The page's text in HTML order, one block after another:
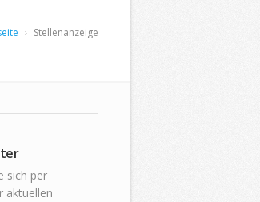
Stellenanzeige
sich per
aktuellen